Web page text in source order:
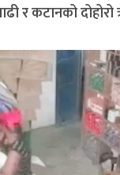
र कटानको दोहोरो